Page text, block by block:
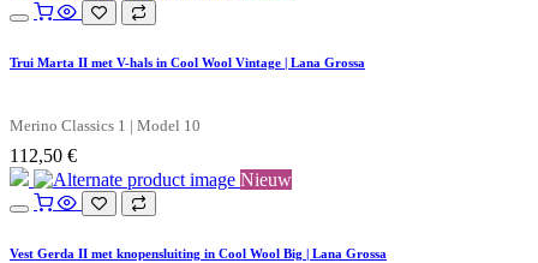
Trui Marta II met V-hals in Cool Wool Vintage | Lana Grossa
Merino Classics 1 | Model 10
112,50 €
Nieuw
Vest Gerda II met knopensluiting in Cool Wool Big | Lana Grossa